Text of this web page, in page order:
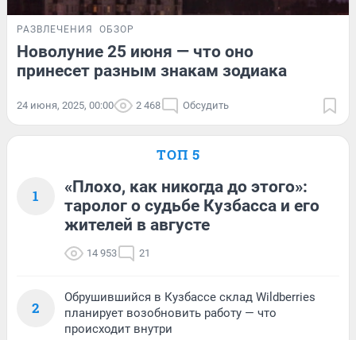
РАЗВЛЕЧЕНИЯ ОБЗОР
Новолуние 25 июня — что оно
принесет разным знакам зодиака
24 июня, 2025, 00:00 2 468 Обсудить
ТОП 5
1
«Плохо, как никогда до этого»:
таролог о судьбе Кузбасса и его
жителей в августе
14 953 21
2
Обрушившийся в Кузбассе склад Wildberries
планирует возобновить работу — что
происходит внутри